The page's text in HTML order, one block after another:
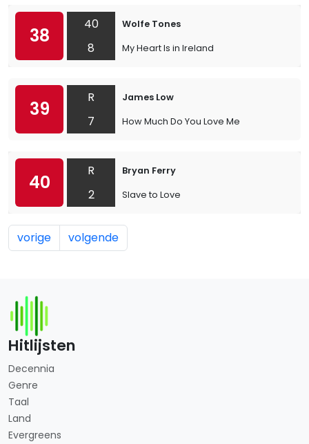
38
40
8
Wolfe Tones
My Heart Is in Ireland
39
R
7
James Low
How Much Do You Love Me
40
R
2
Bryan Ferry
Slave to Love
vorige volgende
Hitlijsten
Decennia
Genre
Taal
Land
Evergreens